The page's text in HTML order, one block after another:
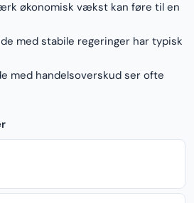
økonomisk vækst kan føre til en
med stabile regeringer har typisk
med handelsoverskud ser ofte